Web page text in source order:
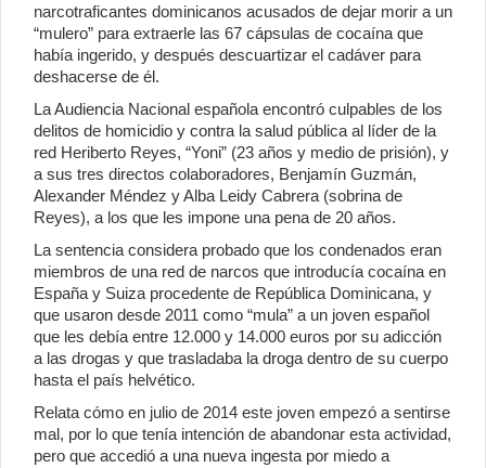
narcotraficantes dominicanos acusados de dejar morir a un
“mulero” para extraerle las 67 cápsulas de cocaína que
había ingerido, y después descuartizar el cadáver para
deshacerse de él.
La Audiencia Nacional española encontró culpables de los
delitos de homicidio y contra la salud pública al líder de la
red Heriberto Reyes, “Yoni” (23 años y medio de prisión), y
a sus tres directos colaboradores, Benjamín Guzmán,
Alexander Méndez y Alba Leidy Cabrera (sobrina de
Reyes), a los que les impone una pena de 20 años.
La sentencia considera probado que los condenados eran
miembros de una red de narcos que introducía cocaína en
España y Suiza procedente de República Dominicana, y
que usaron desde 2011 como “mula” a un joven español
que les debía entre 12.000 y 14.000 euros por su adicción
a las drogas y que trasladaba la droga dentro de su cuerpo
hasta el país helvético.
Relata cómo en julio de 2014 este joven empezó a sentirse
mal, por lo que tenía intención de abandonar esta actividad,
pero que accedió a una nueva ingesta por miedo a